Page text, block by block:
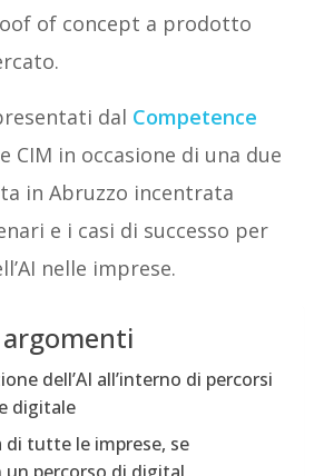
of concept a prodotto
dal Competence
CIM in occasione di una due
in Abruzzo incentrata
e i casi di successo per
nelle imprese.
dell’AI all’interno di percorsi
digitale
di tutte le imprese, se